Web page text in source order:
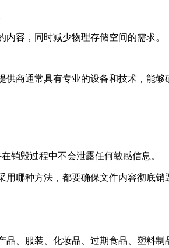
容，同时减少物理存储空间的需求。
商通常具有专业的设备和技术，能
销毁过程中不会泄露任何敏感信息。
哪种方法，都要确保文件内容彻底销
、服装、化妆品、过期食品、塑料制